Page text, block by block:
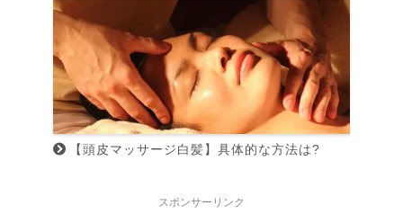
【頭皮マッサージ白髪】具体的な方法は?
スポンサーリンク